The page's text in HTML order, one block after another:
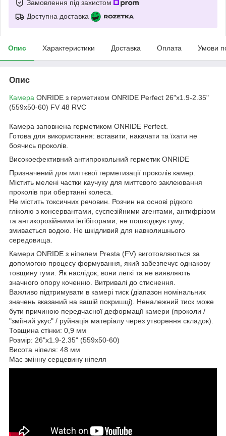
Замовлення під захистом
Доступна доставка
Опис Характеристики Доставка Оплата Умови
Опис
Камера ONRIDE з герметиком ONRIDE Perfect 26"x1.9-2.35"
(559x50-60) FV 48 RVC
Камера заповнена герметиком ONRIDE Perfect.
Готова для використання: вставити, накачати та їхати не
боячись проколів.
Високоефективний антипрокольний герметик ONRIDE
Призначений для миттєвої герметизації проколів камер.
Містить мелені частки каучуку для миттєвого заклеювання
проколів при обертанні колеса.
Не містить токсичних речовин. Розчин на основі рідкого
гліколю з консервантами, суспезійними агентами, антифрізом
та антикорозійними інгібіторами, не пошкоджує гуму,
змивається водою. Не шкідливий для навколишнього
середовища.
Камери ONRIDE з ніпелем Presta (FV) виготовляються за
допомогою процесу формування, який забезпечує однакову
товщину гуми. Як наслідок, вони легкі та не виявляють
значного опору коченню. Витривалі до стиснення.
Важливо підтримувати в камері тиск (діапазон номінальних
значень вказаний на вашій покришці). Неналежний тиск може
бути причиною передчасної деформації камери (проколи /
"зміїний укус" / руйнація матеріалу через утворення складок).
Товщина стінки: 0,9 мм
Розмір: 26"x1.9-2.35" (559x50-60)
Висота ніпеля: 48 мм
Має змінну серцевину ніпеля